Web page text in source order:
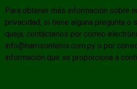
Para obtener más información sobre
privacidad, si tiene alguna pregunta o
queja, contáctenos por correo
info@harrisontenis.com.py o por
información que se proporciona a